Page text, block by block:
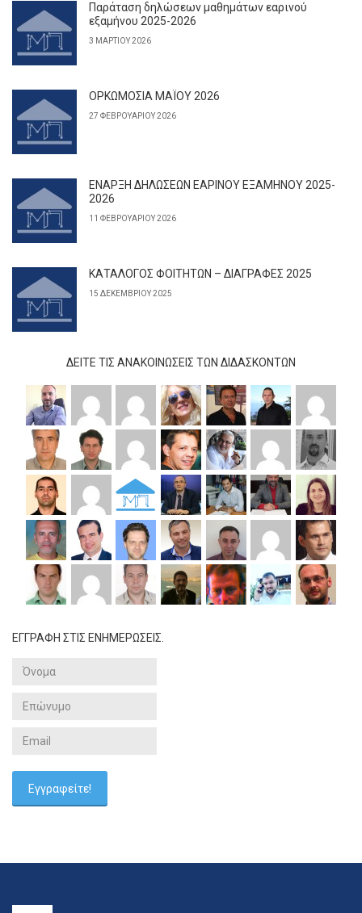
Παράταση δηλώσεων μαθημάτων εαρινού
εξαμήνου 2025-2026
3 ΜΑΡΤΊΟΥ 2026
ΟΡΚΩΜΟΣΙΑ ΜΑΪΟΥ 2026
27 ΦΕΒΡΟΥΑΡΊΟΥ 2026
ΕΝΑΡΞΗ ΔΗΛΩΣΕΩΝ ΕΑΡΙΝΟΥ ΕΞΑΜΗΝΟΥ 2025-
2026
11 ΦΕΒΡΟΥΑΡΊΟΥ 2026
ΚΑΤΑΛΟΓΟΣ ΦΟΙΤΗΤΩΝ – ΔΙΑΓΡΑΦΕΣ 2025
15 ΔΕΚΕΜΒΡΊΟΥ 2025
ΔΕΊΤΕ ΤΙΣ ΑΝΑΚΟΙΝΏΣΕΙΣ ΤΩΝ ΔΙΔΆΣΚΟΝΤΩΝ
ΕΓΓΡΑΦΗ ΣΤΙΣ ΕΝΗΜΕΡΩΣΕΙΣ.